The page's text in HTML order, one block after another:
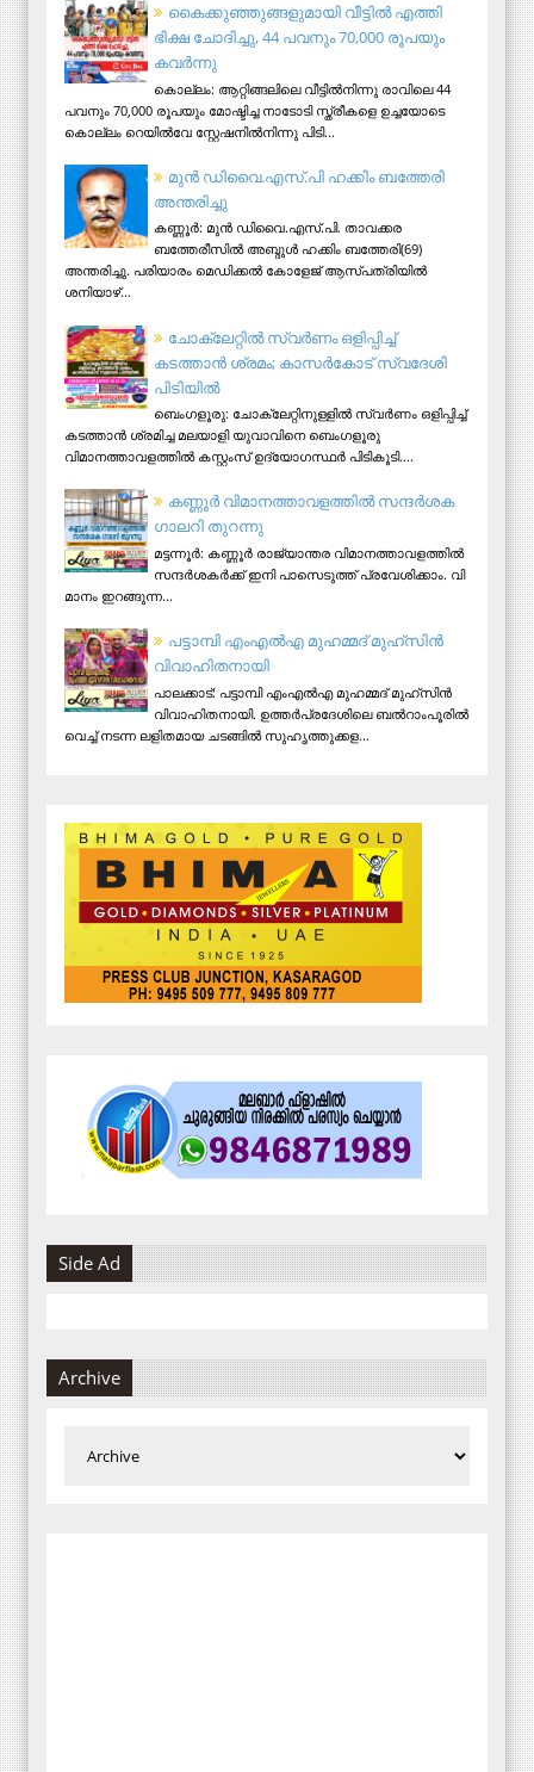
കൈക്കുഞ്ഞുങ്ങളുമായി വീട്ടിൽ എത്തി
ഭിക്ഷ ചോദിച്ചു, 44 പവനും 70,000 രൂപയും
കവർന്നു
കൊല്ലം: ആറ്റിങ്ങലിലെ വീട്ടിൽനിന്നു രാവിലെ 44
പവനും 70,000 രൂപയും മോഷ്ടിച്ച നാടോടി സ്ത്രീകളെ ഉച്ചയോടെ
കൊല്ലം റെയിൽവേ സ്റ്റേഷനിൽനിന്നു പിടി...
മുന്‍ ഡിവൈ.എസ്.പി ഹക്കിം ബത്തേരി
അന്തരിച്ചു
കണ്ണൂര്‍: മുന്‍ ഡിവൈ.എസ്.പി. താവക്കര
ബത്തേരീസില്‍ അബ്ദുള്‍ ഹക്കിം ബത്തേരി(69)
അന്തരിച്ചു. പരിയാരം മെഡിക്കല്‍ കോളേജ് ആസ്​പത്രിയില്‍
ശനിയാഴ്...
ചോക്ലേറ്റിൽ സ്വർണം ഒളിപ്പിച്ച്
കടത്താൻ ശ്രമം; കാസർകോട് സ്വദേശി
പിടിയില്‍
ബെംഗളൂരു: ചോക്ലേറ്റിനുള്ളിൽ സ്വർണം ഒളിപ്പിച്ച്
കടത്താൻ ശ്രമിച്ച മലയാളി യുവാവിനെ ബെംഗളൂരു
വിമാനത്താവളത്തിൽ കസ്റ്റംസ് ഉദ്യോഗസ്ഥർ പിടികൂടി....
ക​ണ്ണൂ​ർ വി​മാ​ന​ത്താ​വ​ള​ത്തി​ൽ സ​ന്ദ​ർ​ശ​ക
ഗാ​ല​റി തു​റ​ന്നു
മ​ട്ട​ന്നൂ​ർ: ക​ണ്ണൂ​ർ രാ​ജ്യാ​ന്ത​ര വി​മാ​ന​ത്താ​വ​ള​ത്തി​ൽ
സ​ന്ദ​ർ​ശ​ക​ർ​ക്ക് ഇ​നി പാ​സെ​ടു​ത്ത് പ്ര​വേ​ശി​ക്കാം. വി​
മാ​നം ഇ​റ​ങ്ങു​ന്ന...
പട്ടാമ്പി എംഎല്‍എ മുഹമ്മദ് മുഹ്‌സിന്‍
വിവാഹിതനായി
പാലക്കാട്: പട്ടാമ്പി എംഎല്‍എ മുഹമ്മദ് മുഹ്‌സിന്‍
വിവാഹിതനായി. ഉത്തര്‍പ്രദേശിലെ ബല്‍റാംപൂരില്‍
വെച്ച് നടന്ന ലളിതമായ ചടങ്ങില്‍ സുഹൃത്തുക്കള...
Side Ad
Archive